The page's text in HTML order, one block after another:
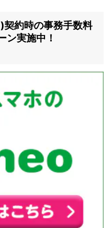
約時の事務手数料
ン実施中！